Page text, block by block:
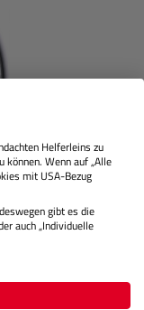
Helferleins zu
können. Wenn auf „Alle
mit USA-Bezug
gibt es die
auch „Individuelle